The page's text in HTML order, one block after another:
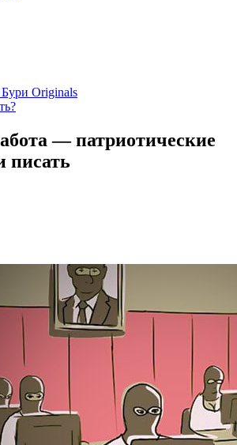
Originals
— патриотические
писать